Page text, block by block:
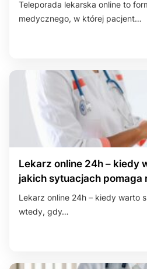
Układ trawienny
Teleporada lekarska online to
medycznego, w której pacjent…
Lekarz online 24h – kiedy
jakich sytuacjach pomaga
Lekarz online 24h – kiedy warto
wtedy, gdy…